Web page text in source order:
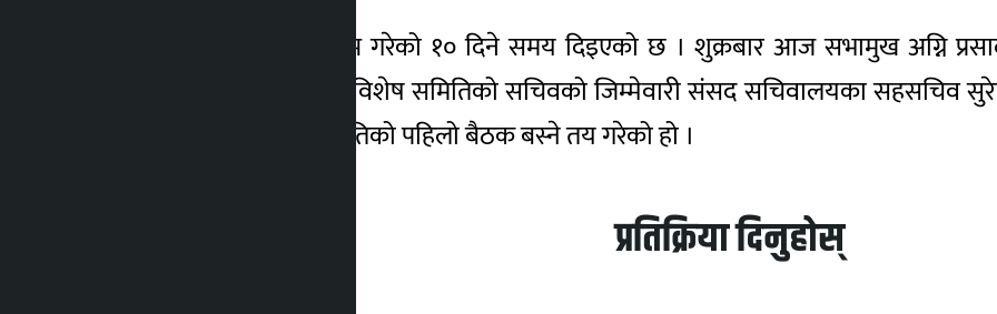
उक्त समितिलाई कार्य प्रारम्भ गरेको १० दिने समय दिइएको छ । शुक्रबार आज सभामुख अग्नि
राखेका थिए । उक्त बैठकले विशेष समितिको सचिवको जिम्मेवारी संसद सचिवालयका सहसचिव
आउँदो मंगलबार विशेष समितिको पहिलो बैठक बस्ने तय गरेको हो ।
प्रतिक्रिया दिनुहोस्